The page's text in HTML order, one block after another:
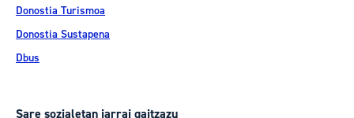
Donostia Turismoa
Donostia Sustapena
Dbus
Sare sozialetan jarrai gaitzazu